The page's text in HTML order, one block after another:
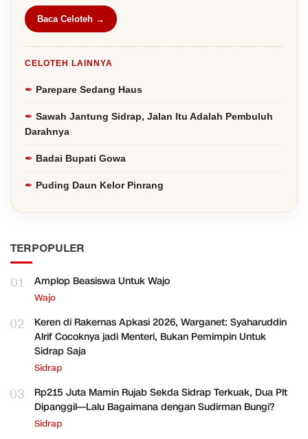
Baca Celoteh →
CELOTEH LAINNYA
Parepare Sedang Haus
Sawah Jantung Sidrap, Jalan Itu Adalah Pembuluh
Darahnya
Badai Bupati Gowa
Puding Daun Kelor Pinrang
TERPOPULER
01 Amplop Beasiswa Untuk Wajo
Wajo
02
Keren di Rakernas Apkasi 2026, Warganet: Syaharuddin
Alrif Cocoknya jadi Menteri, Bukan Pemimpin Untuk
Sidrap Saja
Sidrap
03
Rp215 Juta Mamin Rujab Sekda Sidrap Terkuak, Dua Plt
Dipanggil—Lalu Bagaimana dengan Sudirman Bungi?
Sidrap